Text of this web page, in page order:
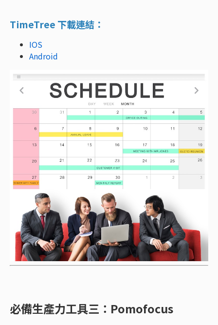
TimeTree 下載連結：
IOS
Android
必備生產力工具三：Pomofocus